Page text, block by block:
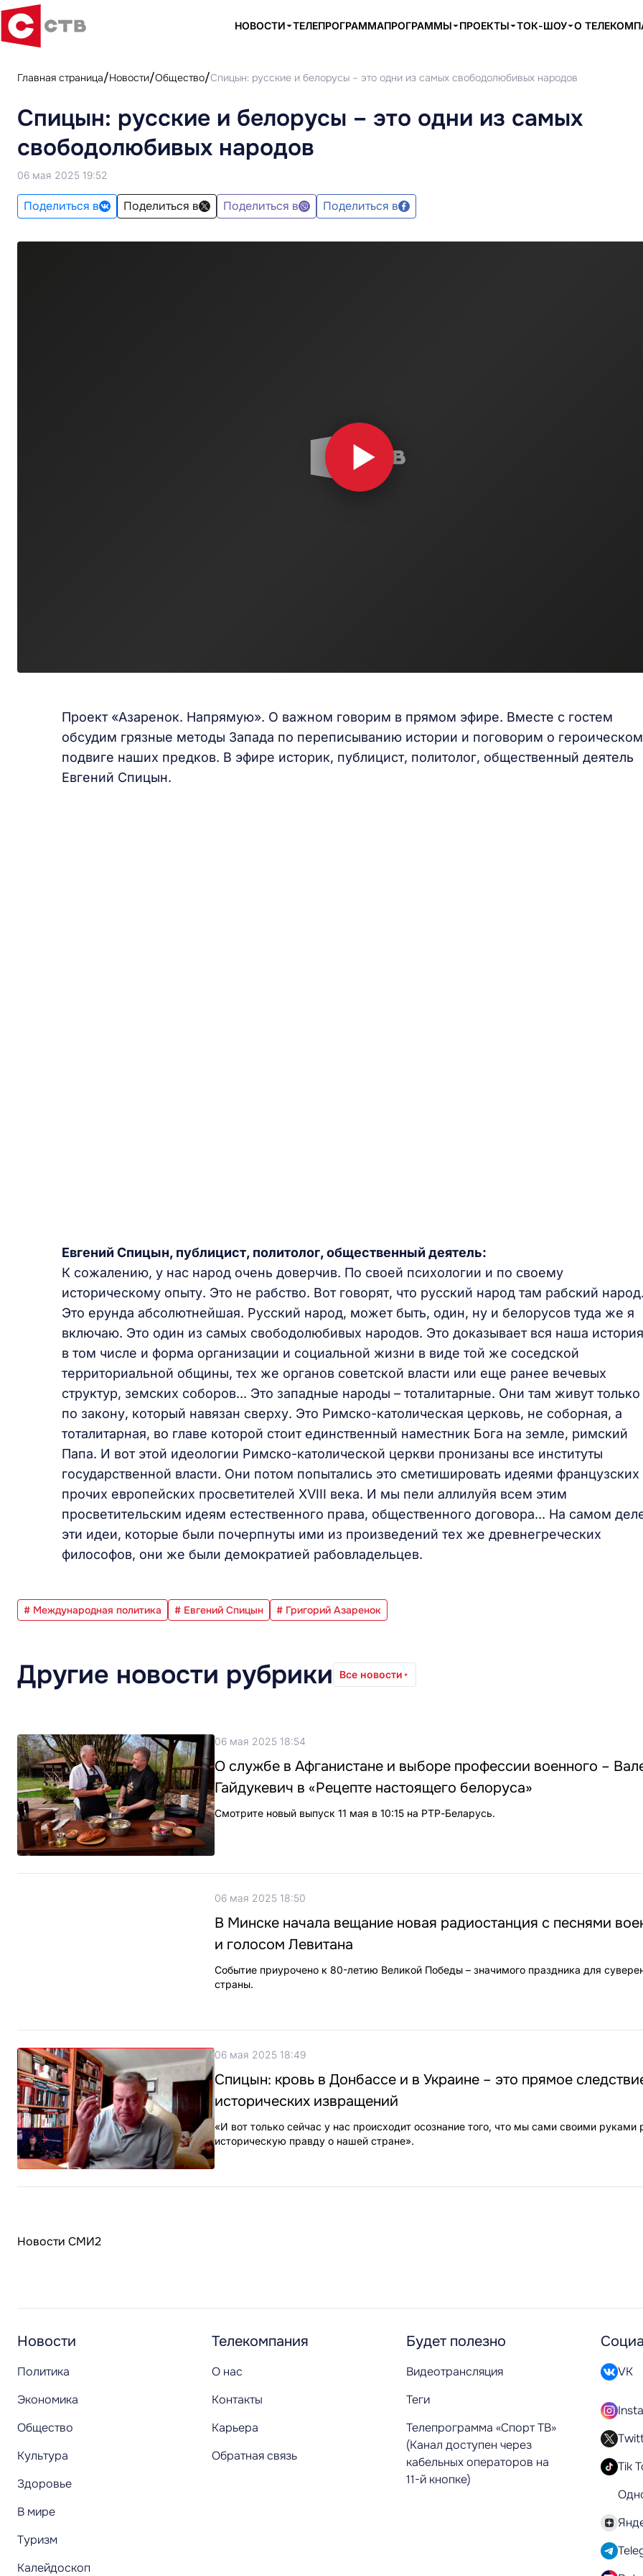
НОВОСТИ ТЕЛЕПРОГРАММАПРОГРАММЫ ПРОЕКТЫ ТОК-ШОУ О
Главная страница Новости Общество Спицын: русские и белорусы – это одни из самых свободолюбивых народов
Спицын: русские и белорусы – это одни из самых
свободолюбивых народов
06 мая 2025 19:52
Поделиться в Поделиться в Поделиться в Поделиться в
Проект «Азаренок. Напрямую». О важном говорим в прямом эфире. Вместе с гостем
обсудим грязные методы Запада по переписыванию истории и поговорим о героическом
подвиге наших предков. В эфире историк, публицист, политолог, общественный деятель
Евгений Спицын.
Евгений Спицын, публицист, политолог, общественный деятель:
К сожалению, у нас народ очень доверчив. По своей психологии и по своему
историческому опыту. Это не рабство. Вот говорят, что русский народ там рабский народ.
Это ерунда абсолютнейшая. Русский народ, может быть, один, ну и белорусов туда же я
включаю. Это один из самых свободолюбивых народов. Это доказывает вся наша
в том числе и форма организации и социальной жизни в виде той же соседской
территориальной общины, тех же органов советской власти или еще ранее вечевых
структур, земских соборов... Это западные народы – тоталитарные. Они там живут только
по закону, который навязан сверху. Это Римско-католическая церковь, не соборная, а
тоталитарная, во главе которой стоит единственный наместник Бога на земле, римский
Папа. И вот этой идеологии Римско-католической церкви пронизаны все институты
государственной власти. Они потом попытались это сметишировать идеями французских
прочих европейских просветителей XVIII века. И мы пели аллилуйя всем этим
просветительским идеям естественного права, общественного договора... На самом
эти идеи, которые были почерпнуты ими из произведений тех же древнегреческих
философов, они же были демократией рабовладельцев.
# Международная политика # Евгений Спицын # Григорий Азаренок
Другие новости рубрики Все новости
06 мая 2025 18:54
О службе в Афганистане и выборе профессии военного –
Гайдукевич в «Рецепте настоящего белоруса»
Смотрите новый выпуск 11 мая в 10:15 на РТР-Беларусь.
06 мая 2025 18:50
В Минске начала вещание новая радиостанция с песнями
и голосом Левитана
Событие приурочено к 80-летию Великой Победы – значимого праздника для
страны.
06 мая 2025 18:49
Спицын: кровь в Донбассе и в Украине – это прямое
исторических извращений
«И вот только сейчас у нас происходит осознание того, что мы сами своими руками
историческую правду о нашей стране».
Новости СМИ2
Новости
Политика
Экономика
Общество
Культура
Здоровье
В мире
Туризм
Калейдоскоп
Телекомпания
О нас
Контакты
Карьера
Обратная связь
Будет полезно
Видеотрансляция
Теги
Телепрограмма «Спорт ТВ»
(Канал доступен через
кабельных операторов на
11-й кнопке)
VK
Tik